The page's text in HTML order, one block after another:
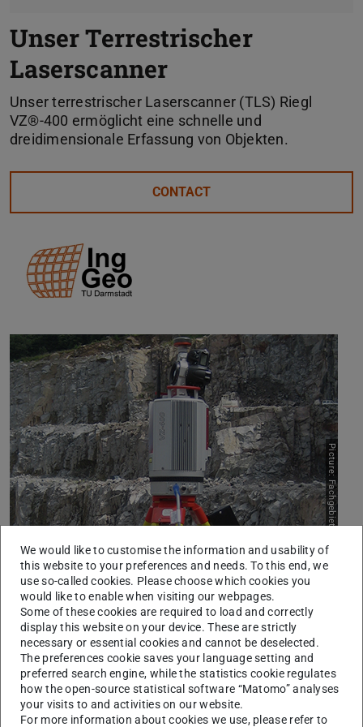
Unser Terrestrischer
Laserscanner
Unser terrestrischer Laserscanner (TLS) Riegl
VZ®-400 ermöglicht eine schnelle und
dreidimensionale Erfassung von Objekten.
CONTACT
Picture: Fachgebiet Ingenieurgeologie
Terrestrischer Laserscanner im Aufschluss.
Mit dem Terrestrischer Laserscanner kann In kurzer Zeit
die Geometrie von Aufschlüssen, Tunneln oder Stollen als
Punktdatensatz dokumentiert werden. So wird
beispielsweise ein Panorama 360° Scan mit einer
We would like to customise the information and usability of
this website to your preferences and needs. To this end, we
use so-called cookies. Please choose which cookies you
would like to enable when visiting our webpages.
Some of these cookies are required to load and correctly
display this website on your device. These are strictly
necessary or essential cookies and cannot be deselected.
The preferences cookie saves your language setting and
preferred search engine, while the statistics cookie regulates
how the open-source statistical software “Matomo” analyses
your visits to and activities on our website.
For more information about cookies we use, please refer to